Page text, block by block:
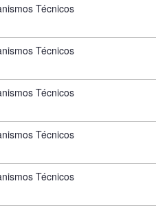
Técnicos
Técnicos
Técnicos
Técnicos
Técnicos